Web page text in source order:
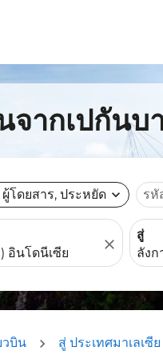
จากเปกัน
ผู้โดยสาร, ประหยัด expand_more รหั
close
สู่
วบิน สู่ ประเทศมาเลเซีย